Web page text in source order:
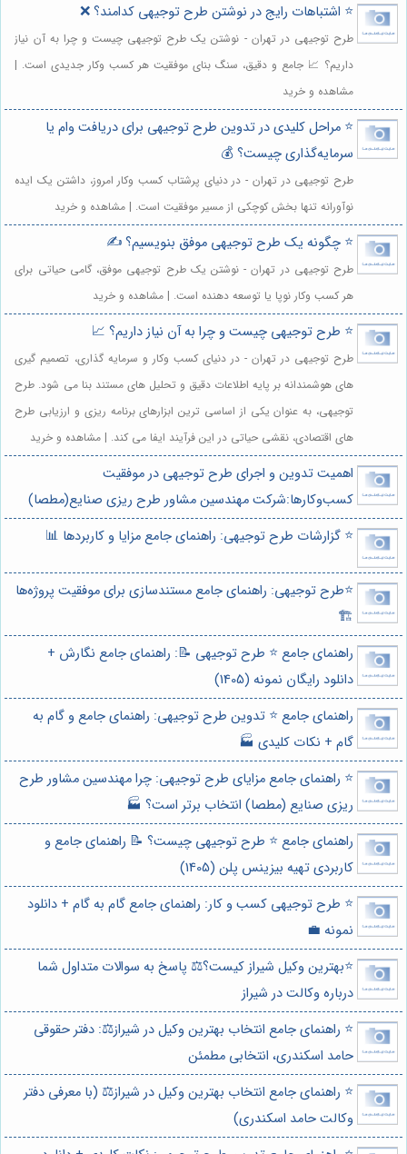
⭐️ اشتباهات رایج در نوشتن طرح توجیهی کدامند؟ ❌
طرح توجیهی در تهران - نوشتن یک طرح توجیهی چیست و چرا به آن نیاز
داریم؟ 📈 جامع و دقیق، سنگ بنای موفقیت هر کسب وکار جدیدی است. |
مشاهده و خرید
⭐️ مراحل کلیدی در تدوین طرح توجیهی برای دریافت وام یا
سرمایه‌گذاری چیست؟ 💰
طرح توجیهی در تهران - در دنیای پرشتاب کسب وکار امروز، داشتن یک ایده
نوآورانه تنها بخش کوچکی از مسیر موفقیت است. | مشاهده و خرید
⭐️ چگونه یک طرح توجیهی موفق بنویسیم؟ ✍️
طرح توجیهی در تهران - نوشتن یک طرح توجیهی موفق، گامی حیاتی برای
هر کسب وکار نوپا یا توسعه دهنده است. | مشاهده و خرید
⭐️ طرح توجیهی چیست و چرا به آن نیاز داریم؟ 📈
طرح توجیهی در تهران - در دنیای کسب وکار و سرمایه گذاری، تصمیم گیری
های هوشمندانه بر پایه اطلاعات دقیق و تحلیل های مستند بنا می شود. طرح
توجیهی، به عنوان یکی از اساسی ترین ابزارهای برنامه ریزی و ارزیابی طرح
های اقتصادی، نقشی حیاتی در این فرآیند ایفا می کند. | مشاهده و خرید
اهمیت تدوین و اجرای طرح توجیهی در موفقیت
کسب‌وکارها:شرکت مهندسین مشاور طرح ریزی صنایع(مطصا)
⭐️ گزارشات طرح توجیهی: راهنمای جامع مزایا و کاربردها 📊
⭐️طرح توجیهی: راهنمای جامع مستندسازی برای موفقیت پروژه‌ها
🏗️
راهنمای جامع ⭐️ طرح توجیهی 📝: راهنمای جامع نگارش +
دانلود رایگان نمونه (1405)
راهنمای جامع ⭐️ تدوین طرح توجیهی: راهنمای جامع و گام به
گام + نکات کلیدی 🏭
⭐️ راهنمای جامع مزایای طرح توجیهی: چرا مهندسین مشاور طرح
ریزی صنایع (مطصا) انتخاب برتر است؟ 🏭
راهنمای جامع ⭐️ طرح توجیهی چیست؟ 📝 راهنمای جامع و
کاربردی تهیه بیزینس پلن (1405)
⭐️ طرح توجیهی کسب و کار: راهنمای جامع گام به گام + دانلود
نمونه 💼
⭐️بهترین وکیل شیراز کیست؟⚖️ پاسخ به سوالات متداول شما
درباره وکالت در شیراز
⭐️ راهنمای جامع انتخاب بهترین وکیل در شیراز⚖️: دفتر حقوقی
حامد اسکندری، انتخابی مطمئن
⭐️ راهنمای جامع انتخاب بهترین وکیل در شیراز⚖️ (با معرفی دفتر
وکالت حامد اسکندری)